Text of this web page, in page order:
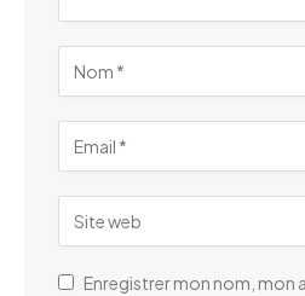
Enregistrer mon nom, mon